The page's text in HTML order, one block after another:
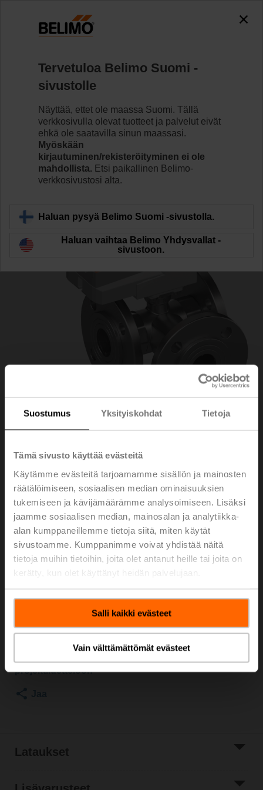
Suostumus Yksityiskohdat Tietoja
Tämä sivusto käyttää evästeitä
Käytämme evästeitä tarjoamamme sisällön ja mainosten
räätälöimiseen, sosiaalisen median ominaisuuksien
tukemiseen ja kävijämäärämme analysoimiseen. Lisäksi
jaamme sosiaalisen median, mainosalan ja analytiikka-
alan kumppaneillemme tietoja siitä, miten käytät
sivustoamme. Kumppanimme voivat yhdistää näitä
tietoja muihin tietoihin, joita olet antanut heille tai joita on
Salli kaikki evästeet
Vain välttämättömät evästeet
R7032R16-B3+NR24A-KNX
Lue lisää
Takaisin tuotekategoriaan
R7032R16-
B3+NR24A-KNX
Säätöpalloventtiili, 3-tie, DN 32, Laippa, PN 6, ps
600 kPa, Kvs 16 m³/h, Väliaineen lämpötila -10...100°C
[14...212°F]
Kiertoliiketoimilaite, 10 Nm, AC/DC 24 V, KNX (S-
Toimilaite kiinnitettynä
Lisää ostoskoriin
projektiluetteloon
Lataukset
Tervetuloa Belimo Suomi -
sivustolle
Näyttää, ettet ole maassa Suomi. Tällä
verkkosivulla olevat tuotteet ja palvelut eivät
ehkä ole saatavilla sinun maassasi.
Myöskään
kirjautuminen/rekisteröityminen ei ole
mahdollista. Etsi paikallinen Belimo-
verkkosivustosi alta.
Haluan pysyä Belimo Suomi -sivustolla.
Haluan vaihtaa Belimo Yhdysvallat -
sivustoon.